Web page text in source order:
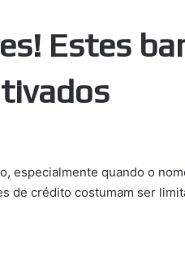
Estes
especialmente quando o
de crédito costumam ser